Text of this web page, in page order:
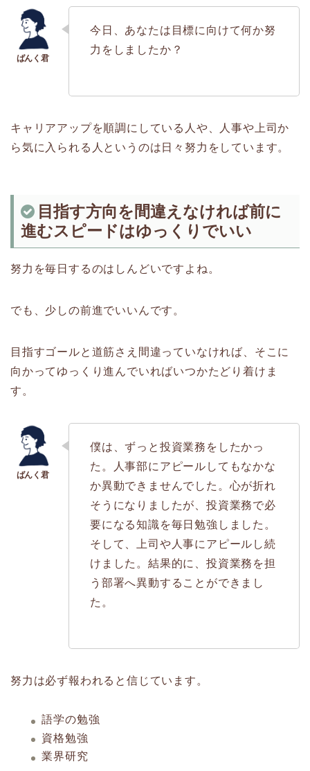
今日、あなたは目標に向けて何か努
力をしましたか？
キャリアアップを順調にしている人や、人事や上司か
ら気に入られる人というのは日々努力をしています。
目指す方向を間違えなければ前に
進むスピードはゆっくりでいい
努力を毎日するのはしんどいですよね。
でも、少しの前進でいいんです。
目指すゴールと道筋さえ間違っていなければ、そこに
向かってゆっくり進んでいればいつかたどり着けま
す。
僕は、ずっと投資業務をしたかっ
た。人事部にアピールしてもなかな
か異動できませんでした。心が折れ
そうになりましたが、投資業務で必
要になる知識を毎日勉強しました。
そして、上司や人事にアピールし続
けました。結果的に、投資業務を担
う部署へ異動することができまし
た。
努力は必ず報われると信じています。
語学の勉強
資格勉強
業界研究